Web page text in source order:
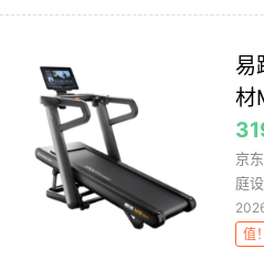
易
材
京
庭
值